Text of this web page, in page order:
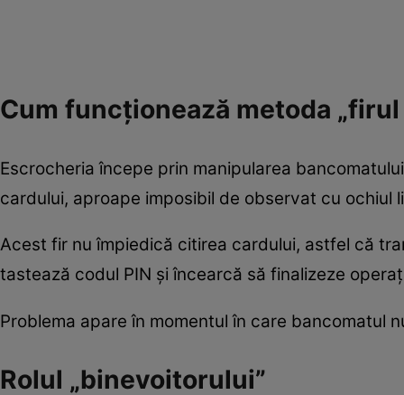
Cum funcționează metoda
Escrocheria începe prin manipularea
cardului, aproape imposibil de observat cu ochiul
Acest fir nu împiedică citirea cardului, astfel că
tastează codul PIN și încearcă să finalizeze
Problema apare în momentul în care bancomatul
Rolul „binevoitorului”